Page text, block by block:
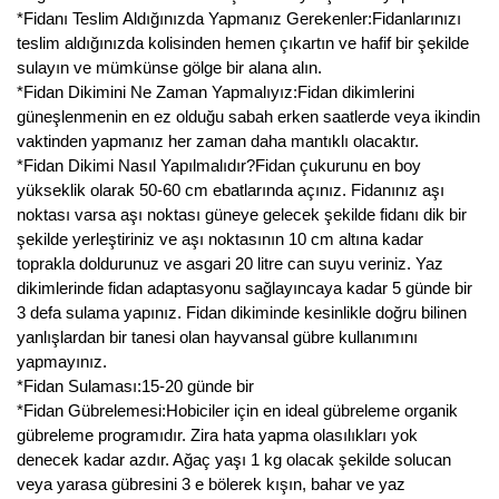
*Fidanı Teslim Aldığınızda Yapmanız Gerekenler:Fidanlarınızı
teslim aldığınızda kolisinden hemen çıkartın ve hafif bir şekilde
sulayın ve mümkünse gölge bir alana alın.
*Fidan Dikimini Ne Zaman Yapmalıyız:Fidan dikimlerini
güneşlenmenin en ez olduğu sabah erken saatlerde veya ikindin
vaktinden yapmanız her zaman daha mantıklı olacaktır.
*Fidan Dikimi Nasıl Yapılmalıdır?Fidan çukurunu en boy
yükseklik olarak 50-60 cm ebatlarında açınız. Fidanınız aşı
noktası varsa aşı noktası güneye gelecek şekilde fidanı dik bir
şekilde yerleştiriniz ve aşı noktasının 10 cm altına kadar
toprakla doldurunuz ve asgari 20 litre can suyu veriniz. Yaz
dikimlerinde fidan adaptasyonu sağlayıncaya kadar 5 günde bir
3 defa sulama yapınız. Fidan dikiminde kesinlikle doğru bilinen
yanlışlardan bir tanesi olan hayvansal gübre kullanımını
yapmayınız.
*Fidan Sulaması:15-20 günde bir
*Fidan Gübrelemesi:Hobiciler için en ideal gübreleme organik
gübreleme programıdır. Zira hata yapma olasılıkları yok
denecek kadar azdır. Ağaç yaşı 1 kg olacak şekilde solucan
veya yarasa gübresini 3 e bölerek kışın, bahar ve yaz